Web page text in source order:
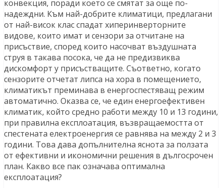
конвекция, поради което се смятат за още по-
надеждни. Към най-добрите климатици, предлагани
от най-висок клас спадат хиперинверторните
видове, които имат и сензори за отчитане на
присъствие, според които насочват въздушната
струя в такава посока, че да не предизвиква
дискомфорт у присъстващите. Съответно, когато
сензорите отчетат липса на хора в помещението,
климатикът преминава в енергоспестяващ режим
автоматично. Оказва се, че един енергоефективен
климатик, който средно работи между 10 и 13 години,
при правилна експлоатация, възвращаемостта от
спестената електроенергия се равнява на между 2 и 3
години. Това дава допълнителна яснота за ползата
от ефективни и икономични решения в дългосрочен
план. Какво все пак означава оптимална
експлоатация?